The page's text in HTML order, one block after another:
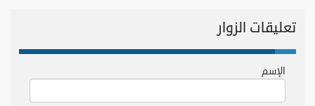
تعليقات الزوار
الإسم